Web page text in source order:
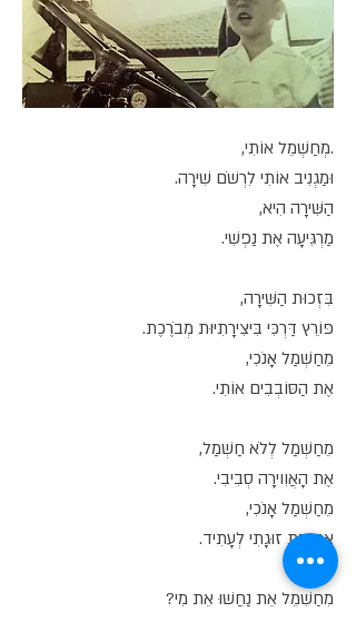
.מְחַשְׁמֵל אוֹתִי,
וּמַגְנִיב אוֹתִי לִרְשֹׁם שִׁירָה.
הַשִּׁירָה הִיא,
מַרְגִּיעָה אֶת נַפְשִׁי.
בִּזְכוּת הַשִּׁירָה,
פּוֹרֵץ דַּרְכִּי בִּיצִירָתִיּוּת מְבֹרֶכֶת.
מֵחַשְׁמַל אָנֹכִי,
אֶת הַסּוֹבְבִים אוֹתִי.
מֵחַשְׁמַל לְלֹא חַשְׁמַל,
אֶת הָאֲוִוירָה סְבִיבִי.
מֵחַשְׁמַל אָנֹכִי,
אֶת בַּת זוּגָתִי לְעָתִיד.
מְחַשְׁמֵל אֶת נַחֲשׁוּ אֶת מִי?